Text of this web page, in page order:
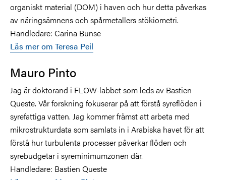
organiskt material (DOM) i haven och hur detta påverkas
av näringsämnens och spårmetallers stökiometri.
Handledare: Carina Bunse
Läs mer om Teresa Peil
Mauro Pinto
Jag är doktorand i FLOW-labbet som leds av Bastien
Queste. Vår forskning fokuserar på att förstå syreflöden i
syrefattiga vatten. Jag kommer främst att arbeta med
mikrostrukturdata som samlats in i Arabiska havet för att
förstå hur turbulenta processer påverkar flöden och
syrebudgetar i syreminimumzonen där.
Handledare: Bastien Queste